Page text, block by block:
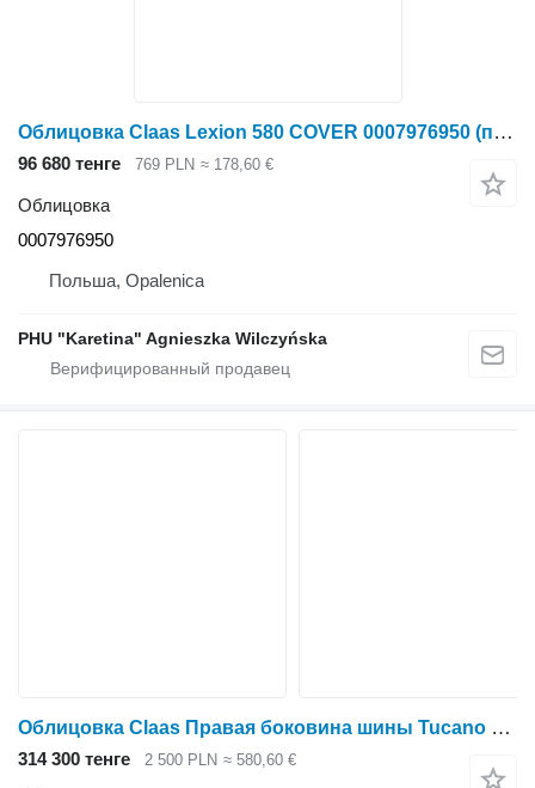
Облицовка Claas Lexion 580 COVER 0007976950 (привод, полка подачи, крышка) для зерноуборочного комбайна Claas Lexion 580
96 680 тенге 769 PLN ≈ 178,60 €
Облицовка
0007976950
Польша, Opalenica
PHU "Karetina" Agnieszka Wilczyńska
Облицовка Claas Правая боковина шины Tucano 0023129811 для Claas
314 300 тенге 2 500 PLN ≈ 580,60 €